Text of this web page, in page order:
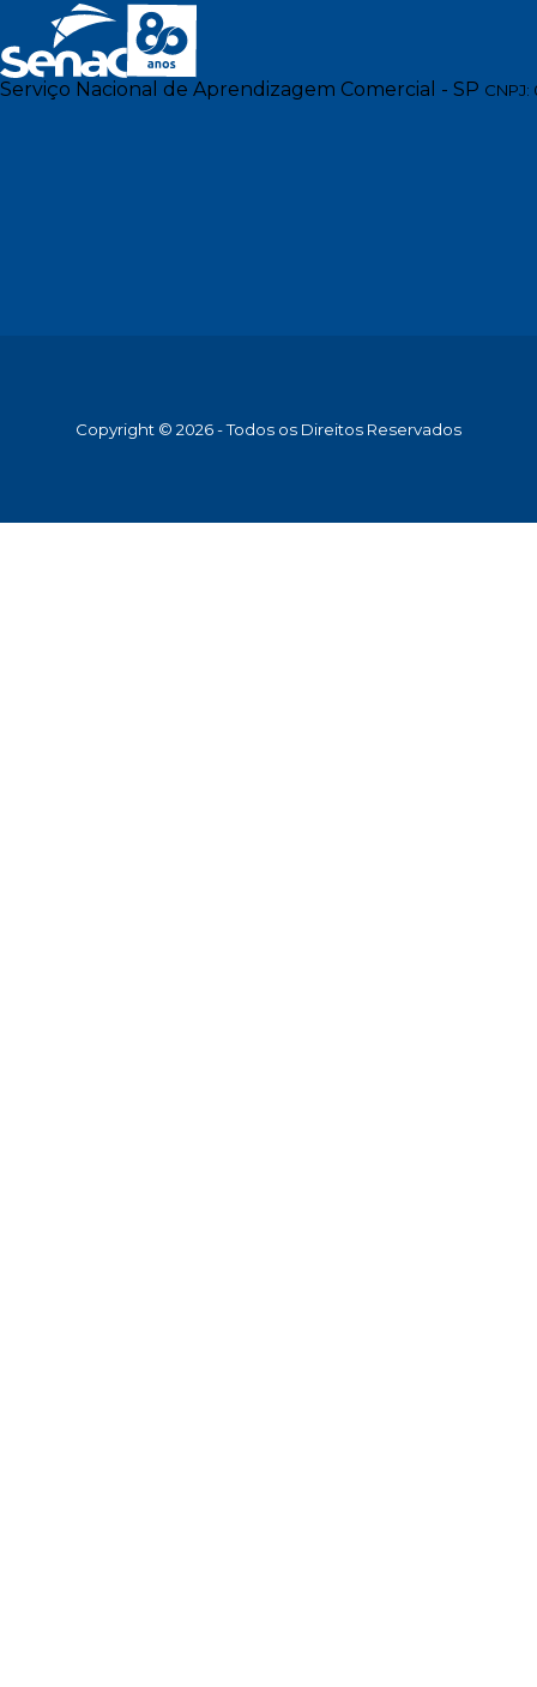
Serviço Nacional de Aprendizagem Comercial - SP
Copyright © 2026 - Todos os Direitos Reservados